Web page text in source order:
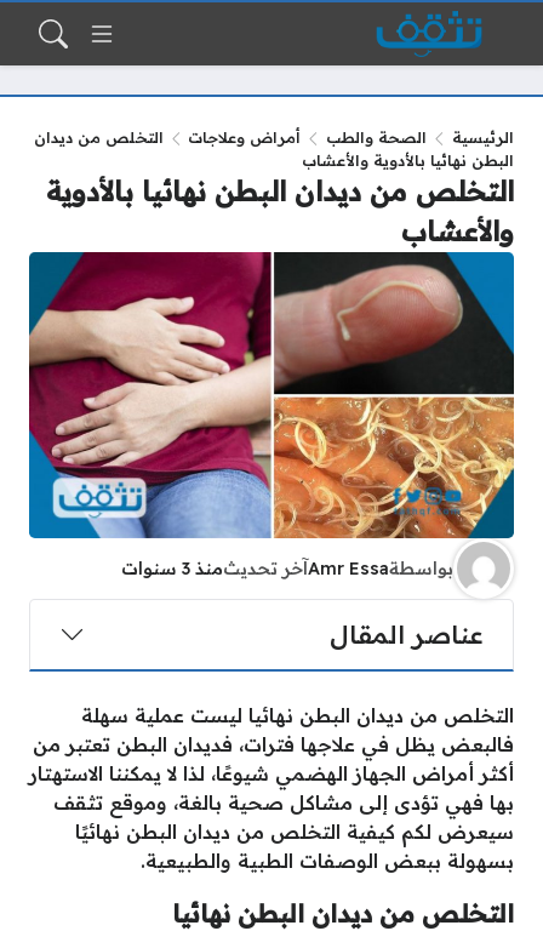
الرئيسية الصحة والطب أمراض وعلاجات
التخلص من ديدان
البطن نهائيا بالأدوية والأعشاب
التخلص من ديدان البطن نهائيا بالأدوية
والأعشاب
بواسطةAmr Essaآخر تحديثمنذ 3 سنوات
عناصر المقال
التخلص من ديدان البطن نهائيا ليست عملية سهلة
فالبعض يظل في علاجها فترات، فديدان البطن تعتبر من
أكثر أمراض الجهاز الهضمي شيوعًا، لذا لا يمكننا الاستهتار
بها فهي تؤدى إلى مشاكل صحية بالغة، وموقع تثقف
سيعرض لكم كيفية التخلص من ديدان البطن نهائيًا
بسهولة ببعض الوصفات الطبية والطبيعية.
التخلص من ديدان البطن نهائيا